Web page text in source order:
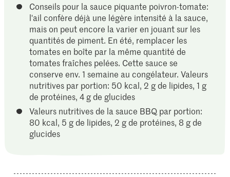
Conseils pour la sauce piquante poivron-tomate:
l'ail confère déjà une légère intensité à la sauce,
mais on peut encore la varier en jouant sur les
quantités de piment. En été, remplacer les
tomates en boîte par la même quantité de
tomates fraîches pelées. Cette sauce se
conserve env. 1 semaine au congélateur. Valeurs
nutritives par portion: 50 kcal, 2 g de lipides, 1 g
de protéines, 4 g de glucides
Valeurs nutritives de la sauce BBQ par portion:
80 kcal, 5 g de lipides, 2 g de protéines, 8 g de
glucides